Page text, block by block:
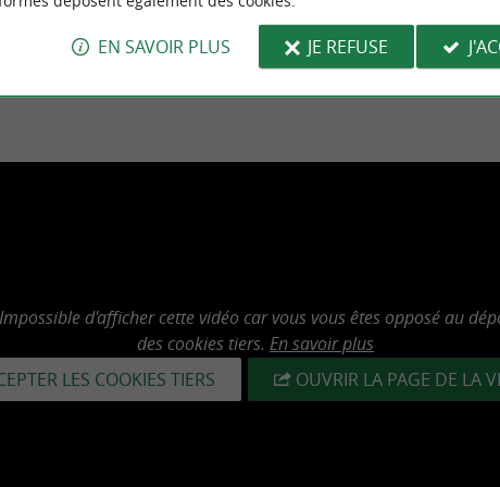
Impossible d'afficher cette vidéo car vous vous êtes opposé au
des cookies tiers. En savoir plus
LES COOKIES TIERS
OUVRIR LA PAGE DE LA
EN SAVOIR PLUS JE REFUSE